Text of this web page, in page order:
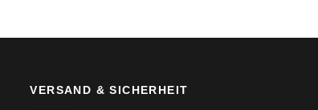
VERSAND & SICHERHEIT